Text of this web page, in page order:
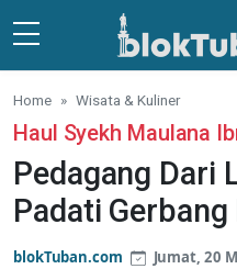
Skip to main content
Home Wisata & Kuliner
Haul Syekh Maulana
Pedagang Dari
Padati
blokTuban.com Jumat, 20